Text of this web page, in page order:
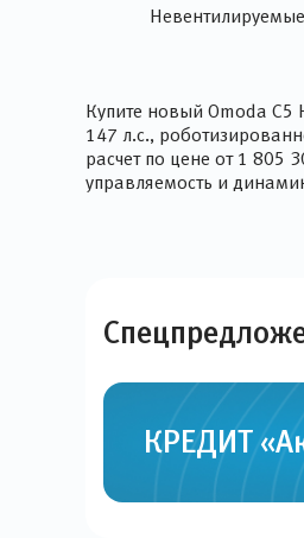
Невентилируемые
Купите новый Omoda
147 л.с.,
расчет по цене от 1 805
управляемость и
КРЕДИТ